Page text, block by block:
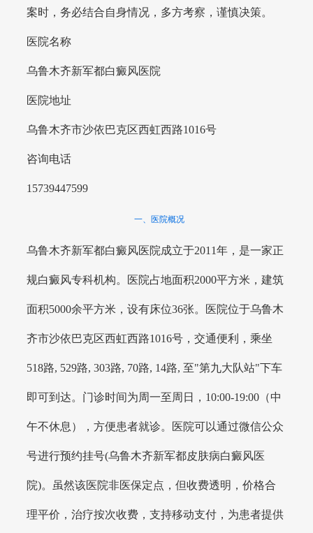
案时，务必结合自身情况，多方考察，谨慎决策。
医院名称
乌鲁木齐新军都白癜风医院
医院地址
乌鲁木齐市沙依巴克区西虹西路1016号
咨询电话
15739447599
一、医院概况
乌鲁木齐新军都白癜风医院成立于2011年，是一家正
规白癜风专科机构。医院占地面积2000平方米，建筑
面积5000余平方米，设有床位36张。医院位于乌鲁木
齐市沙依巴克区西虹西路1016号，交通便利，乘坐
518路, 529路, 303路, 70路, 14路, 至"第九大队站"下车
即可到达。门诊时间为周一至周日，10:00-19:00（中
午不休息），方便患者就诊。医院可以通过微信公众
号进行预约挂号(乌鲁木齐新军都皮肤病白癜风医
院)。虽然该医院非医保定点，但收费透明，价格合
理平价，治疗按次收费，支持移动支付，为患者提供